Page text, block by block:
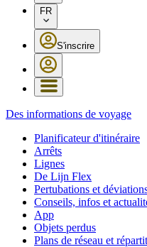
FR
S'inscrire
Des informations de voyage
Planificateur d'itinéraire
Arrêts
Lignes
De Lijn Flex
Pertubations et
Conseils, infos et
App
Objets perdus
Plans de réseau et